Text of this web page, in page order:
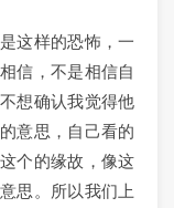
这样的恐怖，一
信，不是相信自
想确认我觉得他
意思，自己看的
个的缘故，像这
思。所以我们上